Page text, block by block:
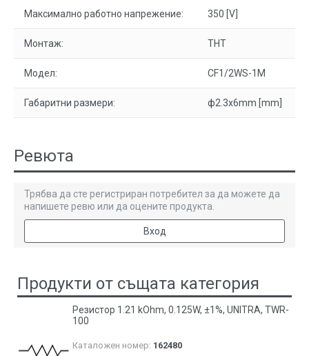
Максимално работно напрежение: 350 [V]
Монтаж: THT
Модел: CF1/2WS-1M
Габаритни размери: ф2.3x6mm [mm]
Ревюта
Трябва да сте регистриран потребител за да можете да
напишете ревю или да оцените продукта.
Вход
Продукти от същата категория
Резистор 1.21 kOhm, 0.125W, ±1%, UNITRA, ТWR-
100
Каталожен номер: 162480